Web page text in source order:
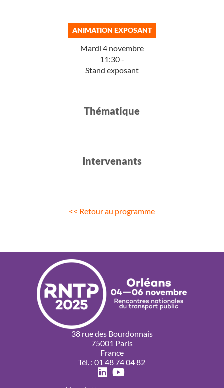
ANIMATION EXPOSANT
Mardi 4 novembre
11:30 -
Stand exposant
Thématique​
Intervenants
<< Retour au programme
38 rue des Bourdonnais
75001 Paris
France
Tél. : 01 48 74 04 82